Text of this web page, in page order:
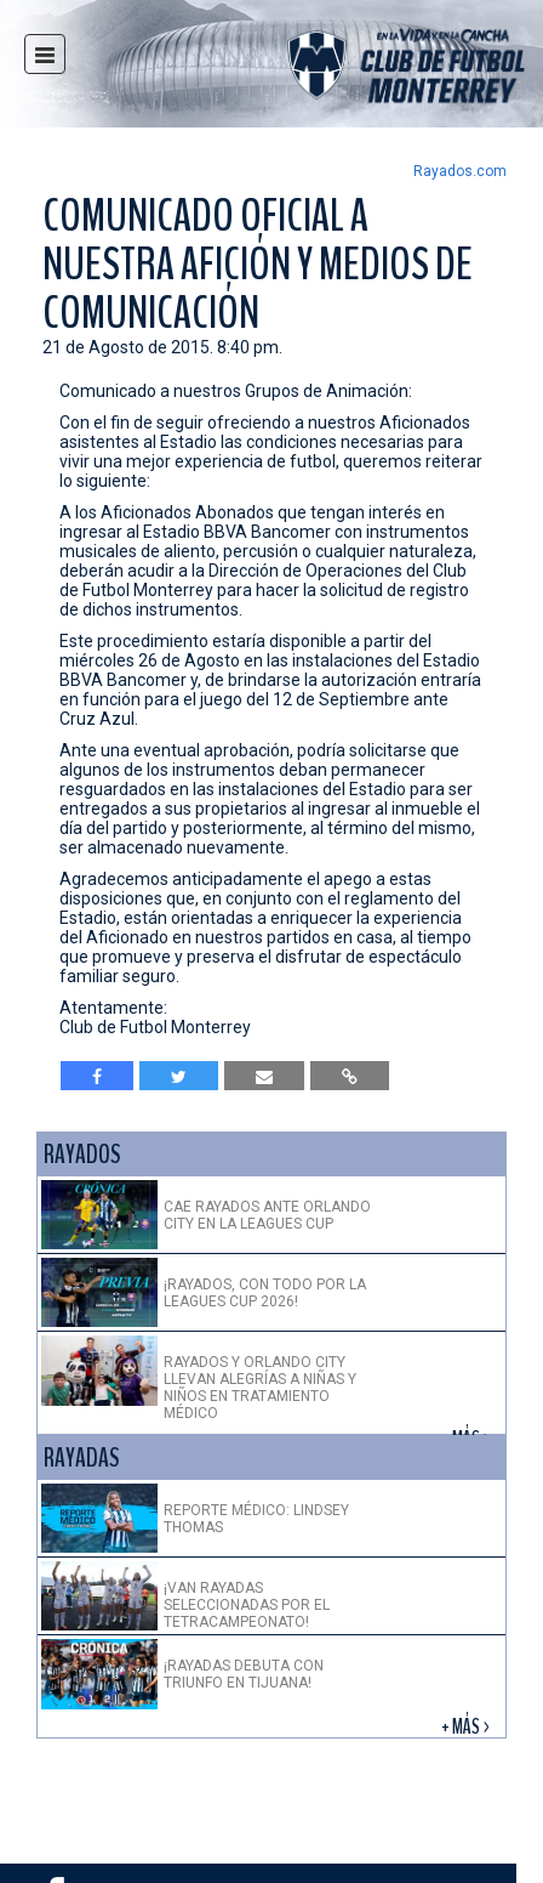
INICIO
NOTICIAS
MULTIMEDIA
RAYADOS
RAYADAS
FUERZAS BÁSICAS
RESPONSABILIDAD SOCIAL
TAQUILLA
TIENDA
ESTADIO
PRENSA
CONTACTO
Rayados.com
COMUNICADO OFICIAL A
NUESTRA AFICIÓN Y MEDIOS DE
COMUNICACIÓN
21 de Agosto de 2015. 8:40 pm.
Comunicado a nuestros Grupos de Animación:
Con el fin de seguir ofreciendo a nuestros Aficionados
asistentes al Estadio las condiciones necesarias para
vivir una mejor experiencia de futbol, queremos reiterar
lo siguiente:
A los Aficionados Abonados que tengan interés en
ingresar al Estadio BBVA Bancomer con instrumentos
musicales de aliento, percusión o cualquier naturaleza,
deberán acudir a la Dirección de Operaciones del Club
de Futbol Monterrey para hacer la solicitud de registro
de dichos instrumentos.
Este procedimiento estaría disponible a partir del
miércoles 26 de Agosto en las instalaciones del Estadio
BBVA Bancomer y, de brindarse la autorización entraría
en función para el juego del 12 de Septiembre ante
Cruz Azul.
Ante una eventual aprobación, podría solicitarse que
algunos de los instrumentos deban permanecer
resguardados en las instalaciones del Estadio para ser
entregados a sus propietarios al ingresar al inmueble el
día del partido y posteriormente, al término del mismo,
ser almacenado nuevamente.
Agradecemos anticipadamente el apego a estas
disposiciones que, en conjunto con el reglamento del
Estadio, están orientadas a enriquecer la experiencia
del Aficionado en nuestros partidos en casa, al tiempo
que promueve y preserva el disfrutar de espectáculo
familiar seguro.
Atentamente:
Club de Futbol Monterrey
RAYADOS
CAE RAYADOS ANTE ORLANDO
CITY EN LA LEAGUES CUP
¡RAYADOS, CON TODO POR LA
LEAGUES CUP 2026!
RAYADOS Y ORLANDO CITY
LLEVAN ALEGRÍAS A NIÑAS Y
NIÑOS EN TRATAMIENTO
MÉDICO
+ MÁS >
RAYADAS
REPORTE MÉDICO: LINDSEY
THOMAS
¡VAN RAYADAS
SELECCIONADAS POR EL
TETRACAMPEONATO!
¡RAYADAS DEBUTA CON
TRIUNFO EN TIJUANA!
+ MÁS >